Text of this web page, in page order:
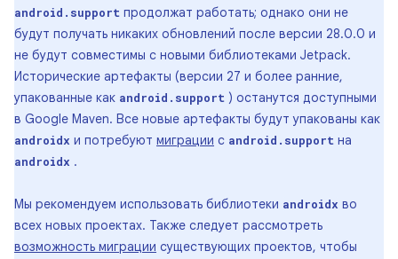
android.support продолжат работать; однако они не
будут получать никаких обновлений после версии 28.0.0 и
не будут совместимы с новыми библиотеками Jetpack.
Исторические артефакты (версии 27 и более ранние,
упакованные как android.support ) останутся доступными
в Google Maven. Все новые артефакты будут упакованы как
androidx и потребуют миграции с android.support на
androidx .
Мы рекомендуем использовать библиотеки androidx во
всех новых проектах. Также следует рассмотреть
возможность миграции существующих проектов, чтобы